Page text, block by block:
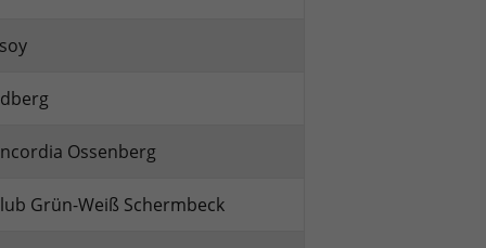
Ossenberg
Grün-Weiß Schermbeck